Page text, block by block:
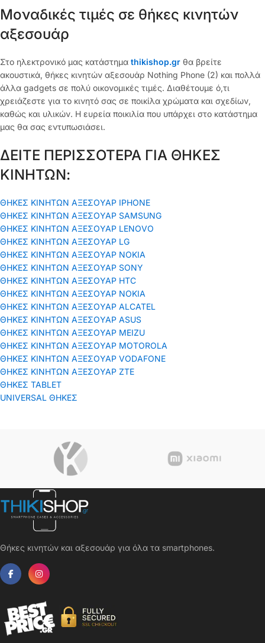
Μοναδικές τιμές σε θήκες κινητών
αξεσουάρ
Στο ηλεκτρονικό μας κατάστημα thikishop.gr θα βρείτε
ακουστικά, θήκες κινητών αξεσουάρ Nothing Phone (2) και πολλά
άλλα gadgets σε πολύ οικονομικές τιμές. Διαθέτουμε ό,τι
χρειάζεστε για το κινητό σας σε ποικίλα χρώματα και σχεδίων,
καθώς και υλικών. Η ευρεία ποικιλία που υπάρχει στο κατάστημα
μας θα σας εντυπωσιάσει.
ΔΕΙΤΕ ΠΕΡΙΣΣΟΤΕΡΑ ΓΙΑ ΘΗΚΕΣ
ΚΙΝΗΤΩΝ:
ΘΗΚΕΣ ΚΙΝΗΤΩΝ ΑΞΕΣΟΥΑΡ IPHONE
ΘΗΚΕΣ ΚΙΝΗΤΩΝ ΑΞΕΣΟΥΑΡ SAMSUNG
ΘΗΚΕΣ ΚΙΝΗΤΩΝ ΑΞΕΣΟΥΑΡ LENOVO
ΘΗΚΕΣ ΚΙΝΗΤΩΝ ΑΞΕΣΟΥΑΡ LG
ΘΗΚΕΣ ΚΙΝΗΤΩΝ ΑΞΕΣΟΥΑΡ ΝΟΚΙΑ
ΘΗΚΕΣ ΚΙΝΗΤΩΝ ΑΞΕΣΟΥΑΡ SONY
ΘΗΚΕΣ ΚΙΝΗΤΩΝ ΑΞΕΣΟΥΑΡ HTC
ΘΗΚΕΣ ΚΙΝΗΤΩΝ ΑΞΕΣΟΥΑΡ NOKIA
ΘΗΚΕΣ ΚΙΝΗΤΩΝ ΑΞΕΣΟΥΑΡ ALCATEL
ΘΗΚΕΣ ΚΙΝΗΤΩΝ ΑΞΕΣΟΥΑΡ ASUS
ΘΗΚΕΣ ΚΙΝΗΤΩΝ ΑΞΕΣΟΥΑΡ MEIZU
ΘΗΚΕΣ ΚΙΝΗΤΩΝ ΑΞΕΣΟΥΑΡ MOTOROLA
ΘΗΚΕΣ ΚΙΝΗΤΩΝ ΑΞΕΣΟΥΑΡ VODAFONE
ΘΗΚΕΣ ΚΙΝΗΤΩΝ ΑΞΕΣΟΥΑΡ ΖΤΕ
ΘΗΚΕΣ TABLET
UNIVERSAL ΘΗΚΕΣ
Θήκες κινητών και αξεσουάρ για όλα τα smartphones.